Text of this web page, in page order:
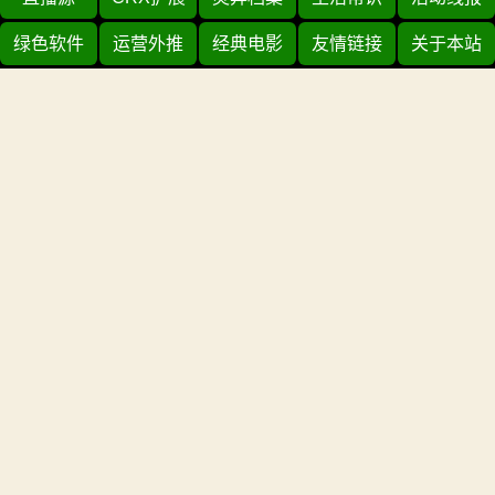
绿色软件 运营外推 经典电影 友情链接 关于本站